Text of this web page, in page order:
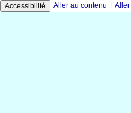
Accessibilité Aller au contenu Aller